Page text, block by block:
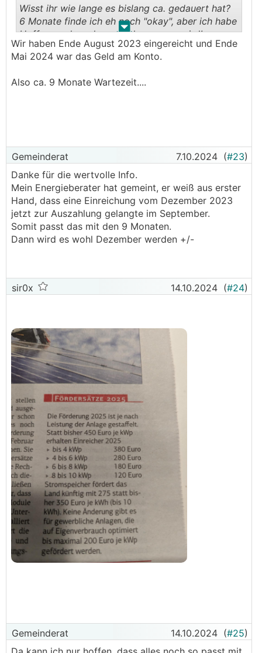
. .
Wisst ihr wie lange es bislang ca. gedauert hat?
6 Monate finde ich eh noch "okay", aber ich habe
Hoffnung, dass das noch heuer was wird!
Wir haben Ende August 2023 eingereicht und Ende
Mai 2024 war das Geld am Konto.
Also ca. 9 Monate Wartezeit....
Gemeinderat 7.10.2024 (#23)
Danke für die wertvolle Info.
Mein Energieberater hat gemeint, er weiß aus erster
Hand, dass eine Einreichung vom Dezember 2023
jetzt zur Auszahlung gelangte im September.
Somit passt das mit den 9 Monaten.
Dann wird es wohl Dezember werden +/-
sir0x 14.10.2024 (#24)
Gemeinderat 14.10.2024 (#25)